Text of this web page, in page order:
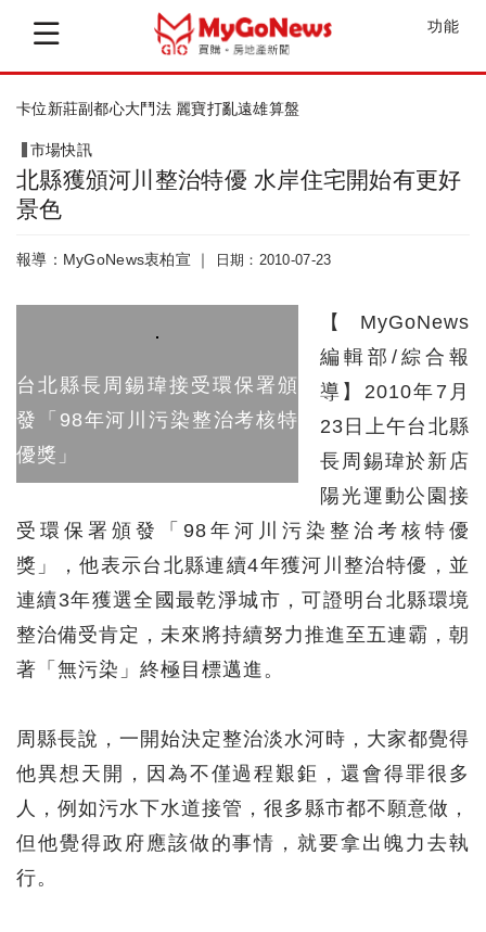
功能
這也要比！新莊副都心房價苦追新板特區
市場快訊
北縣獲頒河川整治特優 水岸住宅開始有更好
景色
報導：MyGoNews衷柏宣 ｜ 日期：2010-07-23
台北縣長周錫瑋接受環保署頒
發「98年河川污染整治考核特
優獎」
【MyGoNews
編輯部/綜合報
導】2010年7月
23日上午台北縣
長周錫瑋於新店
陽光運動公園接
受環保署頒發「98年河川污染整治考核特優
獎」，他表示台北縣連續4年獲河川整治特優，並
連續3年獲選全國最乾淨城市，可證明台北縣環境
整治備受肯定，未來將持續努力推進至五連霸，朝
著「無污染」終極目標邁進。
周縣長說，一開始決定整治淡水河時，大家都覺得
他異想天開，因為不僅過程艱鉅，還會得罪很多
人，例如污水下水道接管，很多縣市都不願意做，
但他覺得政府應該做的事情，就要拿出魄力去執
行。